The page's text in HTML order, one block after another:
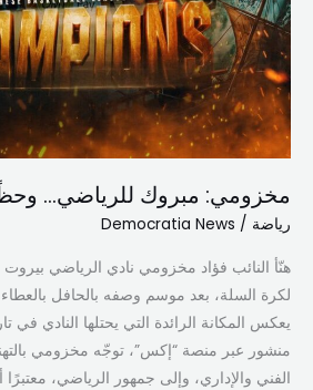
مخزومي: مبروك للرياضي…
رياضة /
Democratia News
هنّأ النائب فؤاد مخزومي نادي الرياضي بيروت
لكرة السلة، بعد موسم وصفه بالحافل بالعطاء
يعكس المكانة الرائدة التي يحتلها النادي في
منشور عبر منصة “إكس”، توجّه مخزومي
الفني والإداري، وإلى جمهور الرياضي،